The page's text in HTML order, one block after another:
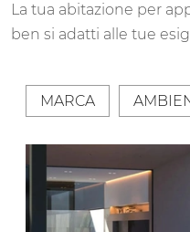
La tua abitazione per
ben si adatti alle tue
MARCA